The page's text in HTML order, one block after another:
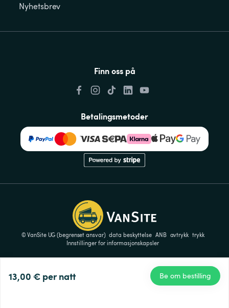
13,00 € per natt Be om bestilling
Nyhetsbrev
Finn oss på
Betalingsmetoder
© VanSite UG (begrenset ansvar) data beskyttelse ANB avtrykk trykk
Innstillinger for informasjonskapsler